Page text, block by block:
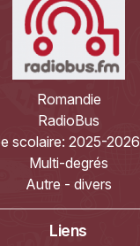
Romandie
RadioBus
scolaire: 2025-2026
Multi-degrés
Autre - divers
Liens